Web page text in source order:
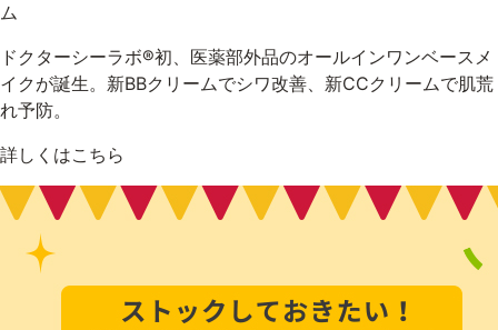
ム
ドクターシーラボ®初、医薬部外品のオールインワンベースメ
イクが誕生。新BBクリームでシワ改善、新CCクリームで肌荒
れ予防。
詳しくはこちら